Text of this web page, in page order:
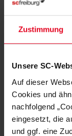
Zustimmung
Unsere SC-
Auf dieser
Cookies und
nachfolgend
eingesetzt, die
und ggf. eine